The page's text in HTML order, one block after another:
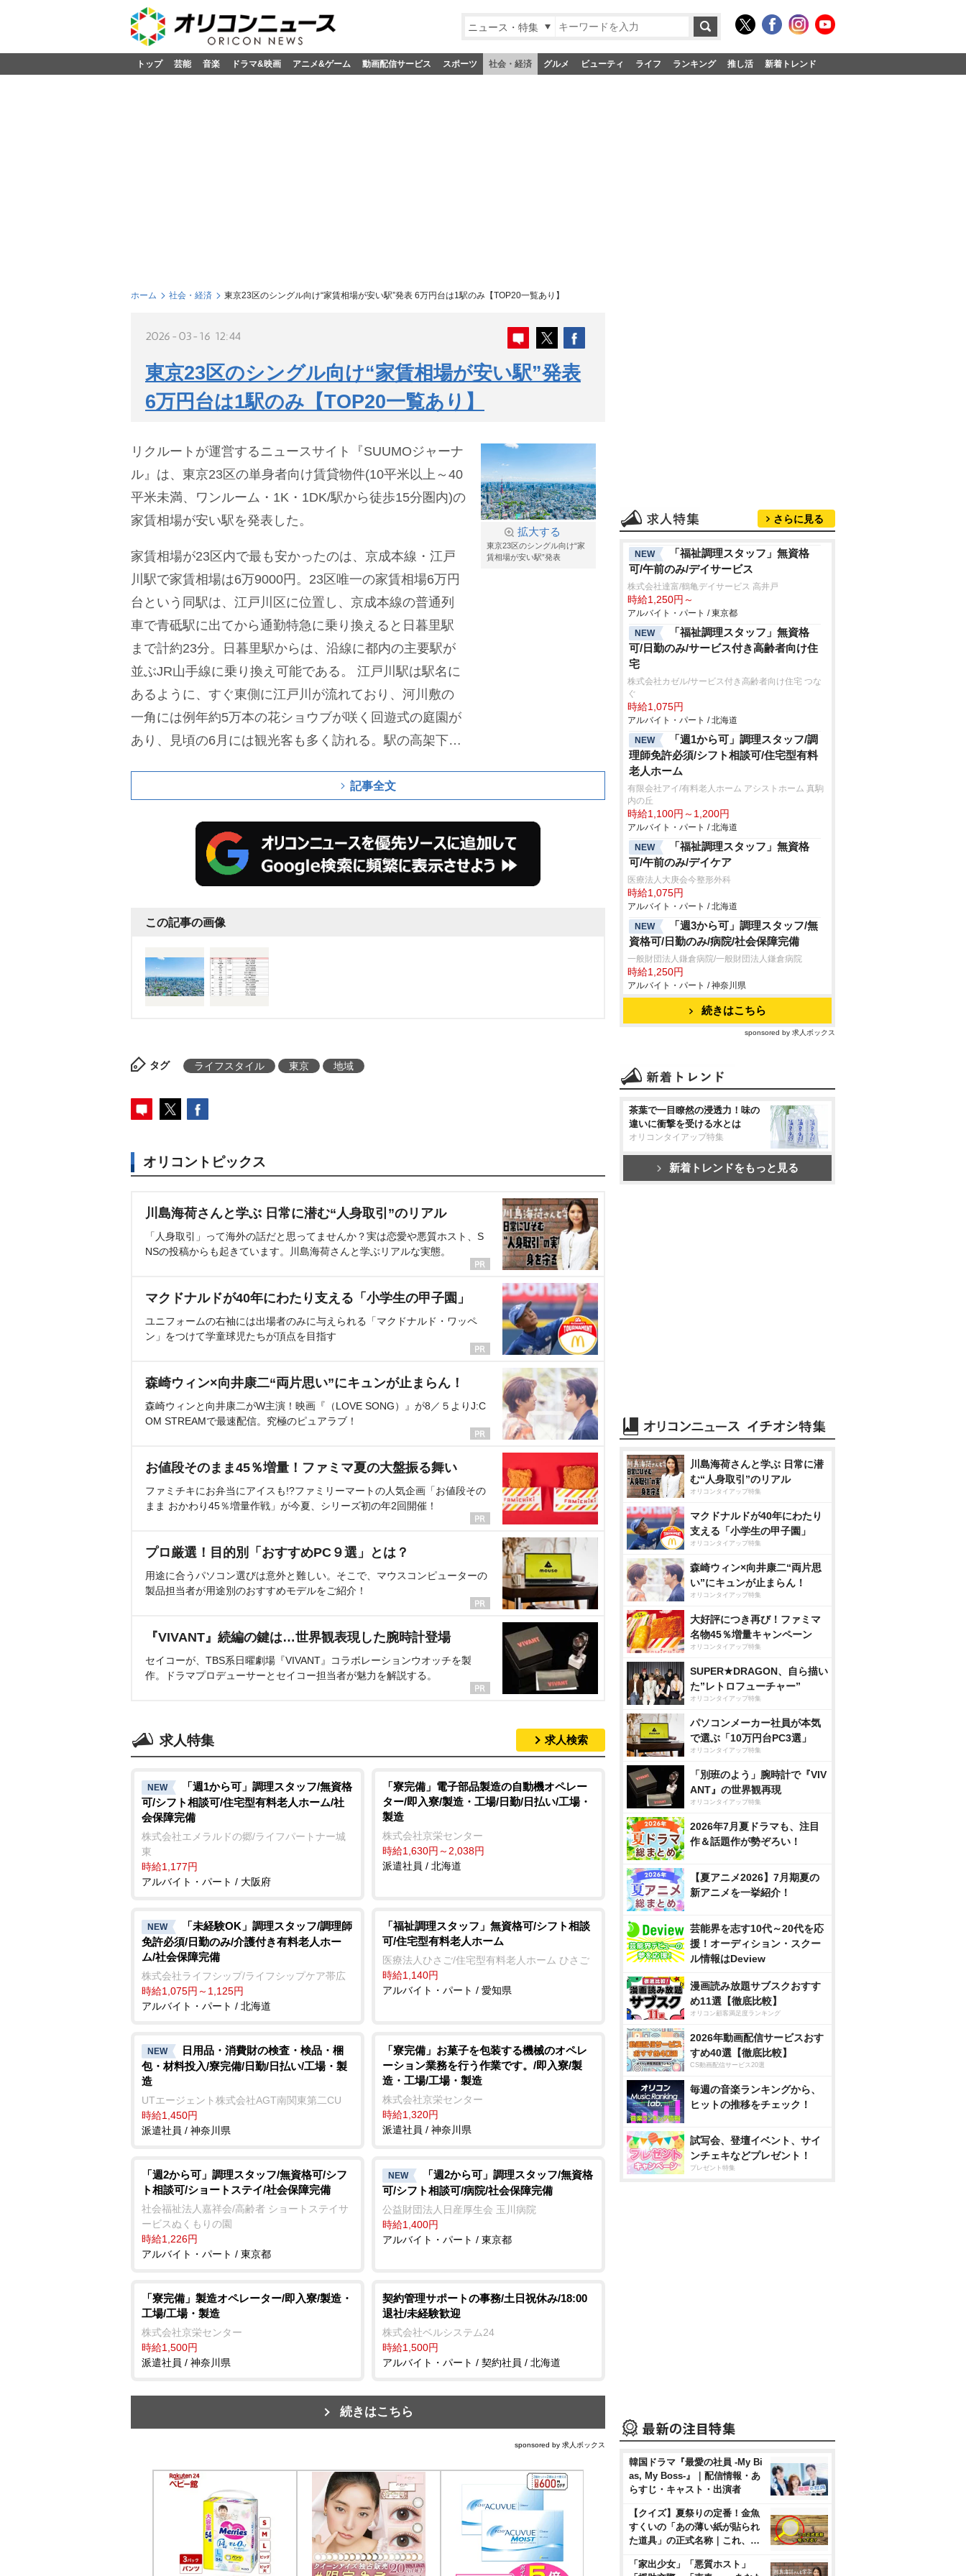
ニュース・特集
トップ 芸能 音楽 ドラマ&映画 アニメ&ゲーム 動画配信サービス スポーツ 社会・経済 グルメ ビューティ ライフ ランキング 推し活 新着トレンド
ホーム 社会・経済 東京23区のシングル向け“家賃相場が安い駅”発表 6万円台は1駅のみ【TOP20一覧あり】
2026-03-16 12:44
東京23区のシングル向け“家賃相場が安い駅”発表
6万円台は1駅のみ【TOP20一覧あり】
拡大する
東京23区のシングル向け“家
賃相場が安い駅”発表
リクルートが運営するニュースサイト『SUUMOジャーナ
ル』は、東京23区の単身者向け賃貸物件(10平米以上～40
平米未満、ワンルーム・1K・1DK/駅から徒歩15分圏内)の
家賃相場が安い駅を発表した。
家賃相場が23区内で最も安かったのは、京成本線・江戸
川駅で家賃相場は6万9000円。23区唯一の家賃相場6万円
台という同駅は、江戸川区に位置し、京成本線の普通列
車で青砥駅に出てから通勤特急に乗り換えると日暮里駅
まで計約23分。日暮里駅からは、沿線に都内の主要駅が
並ぶJR山手線に乗り換え可能である。
江戸川駅は駅名に
あるように、すぐ東側に江戸川が流れており、河川敷の
一角には例年約5万本の花ショウブが咲く回遊式の庭園が
あり、見頃の6月には観光客も多く訪れる。駅の高架下に
複数のコンビニも。駅南側の蔵前橋通り沿いまで行く
在している。
記事全文
この記事の画像
タグ ライフスタイル 東京 地域
オリコントピックス
川島海荷さんと学ぶ 日常に潜む“人身取引”のリアル
「人身取引」って海外の話だと思ってませんか？実は恋愛や悪質ホスト、S
NSの投稿からも起きています。川島海荷さんと学ぶリアルな実態。
マクドナルドが40年にわたり支える「小学生の甲子園」
ユニフォームの右袖には出場者のみに与えられる「マクドナルド・ワッペ
ン」をつけて学童球児たちが頂点を目指す
森崎ウィン×向井康二“両片思い”にキュンが止まらん！
森崎ウィンと向井康二がW主演！映画『（LOVE SONG）』が8／５よりJ:C
OM STREAMで最速配信。究極のピュアラブ！
お値段そのまま45％増量！ファミマ夏の大盤振る舞い
ファミチキにお弁当にアイスも!?ファミリーマートの人気企画「お値段その
まま おかわり45％増量作戦」が今夏、シリーズ初の年2回開催！
プロ厳選！目的別「おすすめPC９選」とは？
用途に合うパソコン選びは意外と難しい。そこで、マウスコンピューターの
製品担当者が用途別のおすすめモデルをご紹介！
『VIVANT』続編の鍵は…世界観表現した腕時計登場
セイコーが、TBS系日曜劇場『VIVANT』コラボレーションウオッチを製
作。ドラマプロデューサーとセイコー担当者が魅力を解説する。
求人特集 求人検索
NEW
「週1から可」調理スタッフ/無資格
可/シフト相談可/住宅型有料老人ホーム/社
会保障完備
株式会社エメラルドの郷/ライフパートナー城
東
時給1,177円
アルバイト・パート / 大阪府
「寮完備」電子部品製造の自動機オペレー
ター/即入寮/製造・工場/日勤/日払い/工場・
製造
株式会社京栄センター
時給1,630円～2,038円
派遣社員 / 北海道
NEW
「未経験OK」調理スタッフ/調理師
免許必須/日勤のみ/介護付き有料老人ホー
ム/社会保障完備
株式会社ライフシップ/ライフシップケア帯広
時給1,075円～1,125円
アルバイト・パート / 北海道
「福祉調理スタッフ」無資格可/シフト相談
可/住宅型有料老人ホーム
医療法人ひさご/住宅型有料老人ホーム ひさご
時給1,140円
アルバイト・パート / 愛知県
NEW
日用品・消費財の検査・検品・梱
包・材料投入/寮完備/日勤/日払い/工場・製
造
UTエージェント株式会社AGT南関東第二CU
時給1,450円
派遣社員 / 神奈川県
「寮完備」お菓子を包装する機械のオペレ
ーション業務を行う作業です。/即入寮/製
造・工場/工場・製造
株式会社京栄センター
時給1,320円
派遣社員 / 神奈川県
「週2から可」調理スタッフ/無資格可/シフ
ト相談可/ショートステイ/社会保障完備
社会福祉法人嘉祥会/高齢者 ショートステイサ
ービスぬくもりの園
時給1,226円
アルバイト・パート / 東京都
NEW
「週2から可」調理スタッフ/無資格
可/シフト相談可/病院/社会保障完備
公益財団法人日産厚生会 玉川病院
時給1,400円
アルバイト・パート / 東京都
「寮完備」製造オペレーター/即入寮/製造・
工場/工場・製造
株式会社京栄センター
時給1,500円
派遣社員 / 神奈川県
契約管理サポートの事務/土日祝休み/18:00
退社/未経験歓迎
株式会社ベルシステム24
時給1,500円
アルバイト・パート / 契約社員 / 北海道
続きはこちら
sponsored by 求人ボックス
さらに見る
NEW
「福祉調理スタッフ」無資格
可/午前のみ/デイサービス
株式会社達富/鶴亀デイサービス 高井戸
時給1,250円～
アルバイト・パート / 東京都
NEW
「福祉調理スタッフ」無資格
可/日勤のみ/サービス付き高齢者向け住
宅
株式会社カゼル/サービス付き高齢者向け住宅 つな
ぐ
時給1,075円
アルバイト・パート / 北海道
NEW
「週1から可」調理スタッフ/調
理師免許必須/シフト相談可/住宅型有料
老人ホーム
有限会社アイ/有料老人ホーム アシストホーム 真駒
内の丘
時給1,100円～1,200円
アルバイト・パート / 北海道
NEW
「福祉調理スタッフ」無資格
可/午前のみ/デイケア
医療法人大庚会今整形外科
時給1,075円
アルバイト・パート / 北海道
NEW
「週3から可」調理スタッフ/無
資格可/日勤のみ/病院/社会保障完備
一般財団法人鎌倉病院/一般財団法人鎌倉病院
時給1,250円
アルバイト・パート / 神奈川県
続きはこちら
sponsored by 求人ボックス
茶葉で一目瞭然の浸透力！味の
違いに衝撃を受ける水とは
オリコンタイアップ特集
新着トレンドをもっと見る
川島海荷さんと学ぶ 日常に潜
む“人身取引”のリアル
オリコンタイアップ特集
マクドナルドが40年にわたり
支える「小学生の甲子園」
オリコンタイアップ特集
森崎ウィン×向井康二“両片思
い”にキュンが止まらん！
オリコンタイアップ特集
大好評につき再び！ファミマ
名物45％増量キャンペーン
オリコンタイアップ特集
SUPER★DRAGON、自ら描い
た”レトロフューチャー”
オリコンタイアップ特集
パソコンメーカー社員が本気
で選ぶ「10万円台PC3選」
オリコンタイアップ特集
「別班のよう」腕時計で『VIV
ANT』の世界観再現
オリコンタイアップ特集
2026年7月夏ドラマも、注目
作＆話題作が勢ぞろい！
【夏アニメ2026】7月期夏の
新アニメを一挙紹介！
芸能界を志す10代～20代を応
援！オーディション・スクー
ル情報はDeview
漫画読み放題サブスクおすす
め11選【徹底比較】
オリコン顧客満足度ランキング
2026年動画配信サービスおす
すめ40選【徹底比較】
CS動画配信サービス20選
毎週の音楽ランキングから、
ヒットの推移をチェック！
試写会、登壇イベント、サイ
ンチェキなどプレゼント！
プレゼント特集
韓国ドラマ『最愛の社員 -My Bi
as, My Boss-』｜配信情報・あ
らすじ・キャスト・出演者
【クイズ】夏祭りの定番！金魚
すくいの「あの薄い紙が貼られ
た道具」の正式名称｜これ、…
「家出少女」「悪質ホスト」